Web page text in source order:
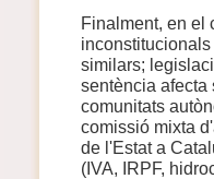
Finalment, en el
similars;
sentència afecta
comunitats
comissió mixta
de l'Estat a
(IVA, IRPF,